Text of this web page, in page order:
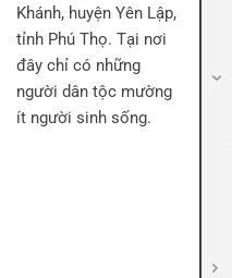
Khánh, huyện Yên Lập,
tỉnh Phú Thọ. Tại nơi
đây chỉ có những
người dân tộc mường
ít người sinh sống.